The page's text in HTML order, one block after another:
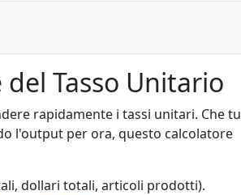
Tasso Unitario
rapidamente i tassi unitari. Che tu
l'output per ora, questo calcolatore
dollari totali, articoli prodotti).